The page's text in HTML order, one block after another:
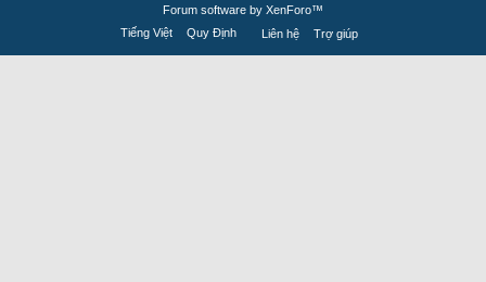
Forum software by XenForo™
Tiếng Việt
Quy Định Liên hệ Trợ giúp